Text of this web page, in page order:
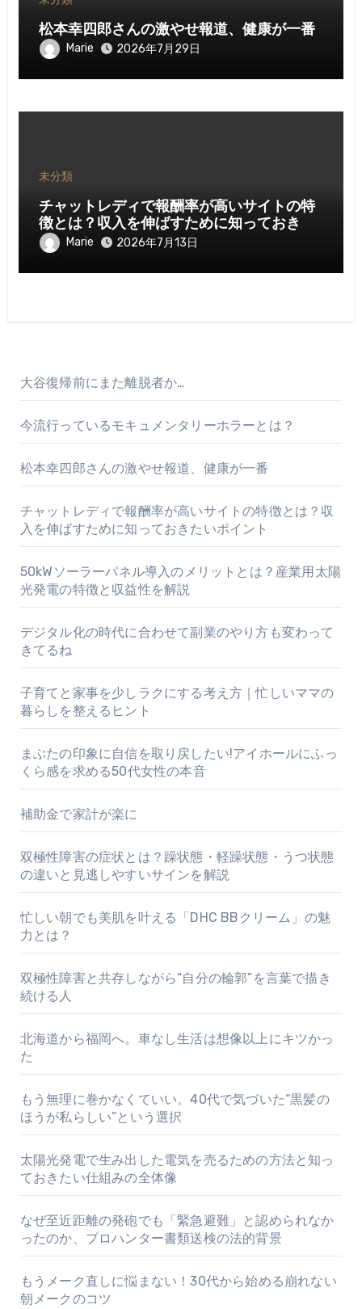
松本幸四郎さんの激やせ報道、健康が一番
Marie 2026年7月29日
未分類
チャットレディで報酬率が高いサイトの特
徴とは？収入を伸ばすために知っておきた
いポイント
Marie 2026年7月13日
大谷復帰前にまた離脱者か…
今流行っているモキュメンタリーホラーとは？
松本幸四郎さんの激やせ報道、健康が一番
チャットレディで報酬率が高いサイトの特徴とは？収
入を伸ばすために知っておきたいポイント
50kWソーラーパネル導入のメリットとは？産業用太陽
光発電の特徴と収益性を解説
デジタル化の時代に合わせて副業のやり方も変わって
きてるね
子育てと家事を少しラクにする考え方｜忙しいママの
暮らしを整えるヒント
まぶたの印象に自信を取り戻したい!アイホールにふっ
くら感を求める50代女性の本音
補助金で家計が楽に
双極性障害の症状とは？躁状態・軽躁状態・うつ状態
の違いと見逃しやすいサインを解説
忙しい朝でも美肌を叶える「DHC BBクリーム」の魅
力とは？
双極性障害と共存しながら“自分の輪郭”を言葉で描き
続ける人
北海道から福岡へ。車なし生活は想像以上にキツかっ
た
もう無理に巻かなくていい。40代で気づいた“黒髪の
ほうが私らしい”という選択
太陽光発電で生み出した電気を売るための方法と知っ
ておきたい仕組みの全体像
なぜ至近距離の発砲でも「緊急避難」と認められなか
ったのか、プロハンター書類送検の法的背景
もうメーク直しに悩まない！30代から始める崩れない
朝メークのコツ